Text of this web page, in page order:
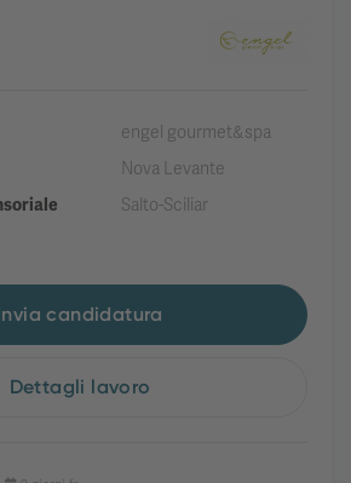
engel gourmet&spa
Nova Levante
Salto-Sciliar
candidatura
Dettagli lavoro